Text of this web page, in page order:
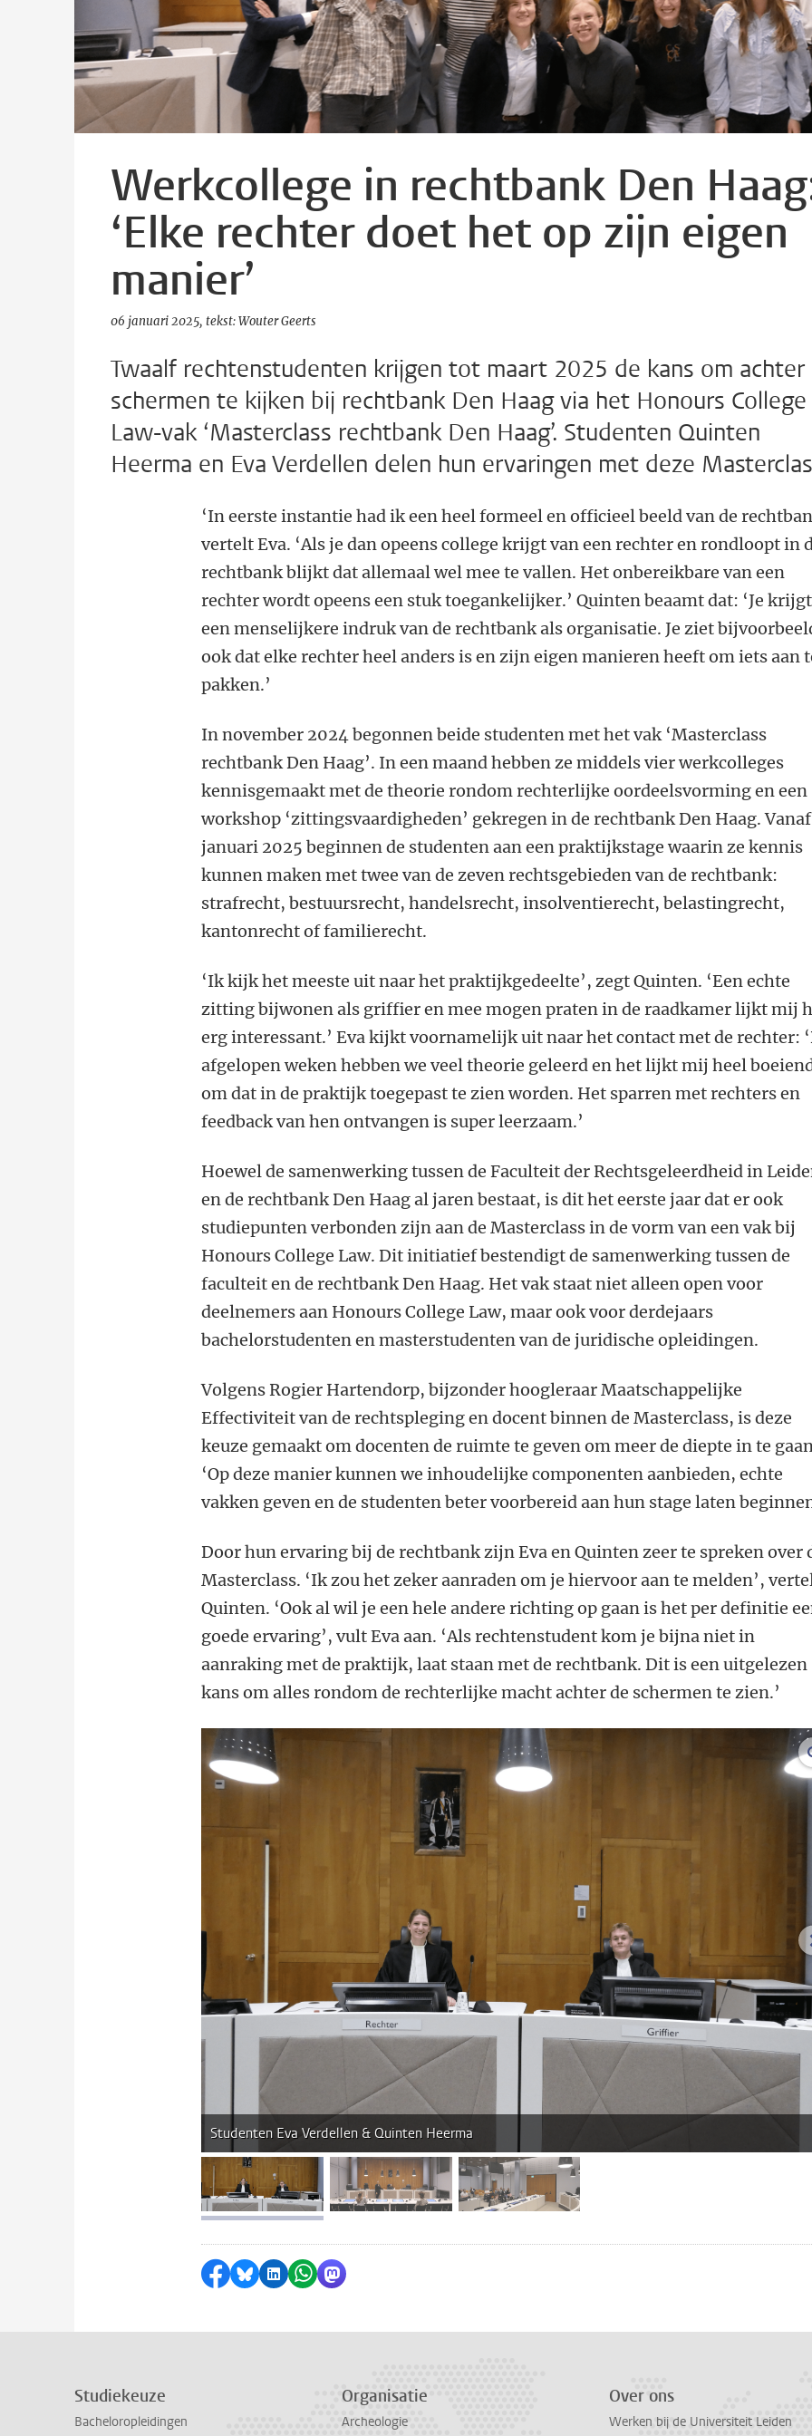
Werkcollege in rechtbank Den
‘Elke rechter doet het op zijn eigen
manier’
06 januari 2025 tekst: Wouter Geerts
Twaalf rechtenstudenten krijgen tot maart 2025 de kans om achter
schermen te kijken bij rechtbank Den Haag via het Honours College
Law-vak ‘Masterclass rechtbank Den Haag’. Studenten Quinten
Heerma en Eva Verdellen delen hun ervaringen met deze
‘In eerste instantie had ik een heel formeel en officieel beeld van de
vertelt Eva. ‘Als je dan opeens college krijgt van een rechter en rondloopt in
rechtbank blijkt dat allemaal wel mee te vallen. Het onbereikbare van een
rechter wordt opeens een stuk toegankelijker.’ Quinten beaamt dat: ‘Je krijgt
een menselijkere indruk van de rechtbank als organisatie. Je ziet
ook dat elke rechter heel anders is en zijn eigen manieren heeft om iets aan
pakken.’
In november 2024 begonnen beide studenten met het vak ‘Masterclass
rechtbank Den Haag’. In een maand hebben ze middels vier werkcolleges
kennisgemaakt met de theorie rondom rechterlijke oordeelsvorming en een
workshop ‘zittingsvaardigheden’ gekregen in de rechtbank Den Haag. Vanaf
januari 2025 beginnen de studenten aan een praktijkstage waarin ze kennis
kunnen maken met twee van de zeven rechtsgebieden van de rechtbank:
strafrecht, bestuursrecht, handelsrecht, insolventierecht, belastingrecht,
kantonrecht of familierecht.
‘Ik kijk het meeste uit naar het praktijkgedeelte’, zegt Quinten. ‘Een echte
zitting bijwonen als griffier en mee mogen praten in de raadkamer lijkt mij
erg interessant.’ Eva kijkt voornamelijk uit naar het contact met de rechter:
afgelopen weken hebben we veel theorie geleerd en het lijkt mij heel
om dat in de praktijk toegepast te zien worden. Het sparren met rechters en
feedback van hen ontvangen is super leerzaam.’
Hoewel de samenwerking tussen de Faculteit der Rechtsgeleerdheid in
en de rechtbank Den Haag al jaren bestaat, is dit het eerste jaar dat er ook
studiepunten verbonden zijn aan de Masterclass in de vorm van een vak bij
Honours College Law. Dit initiatief bestendigt de samenwerking tussen de
faculteit en de rechtbank Den Haag. Het vak staat niet alleen open voor
deelnemers aan Honours College Law, maar ook voor derdejaars
bachelorstudenten en masterstudenten van de juridische opleidingen.
Volgens Rogier Hartendorp, bijzonder hoogleraar Maatschappelijke
Effectiviteit van de rechtspleging en docent binnen de Masterclass, is deze
keuze gemaakt om docenten de ruimte te geven om meer de diepte in te
‘Op deze manier kunnen we inhoudelijke componenten aanbieden, echte
vakken geven en de studenten beter voorbereid aan hun stage laten
Door hun ervaring bij de rechtbank zijn Eva en Quinten zeer te spreken over
Masterclass. ‘Ik zou het zeker aanraden om je hiervoor aan te melden’,
Quinten. ‘Ook al wil je een hele andere richting op gaan is het per definitie
goede ervaring’, vult Eva aan. ‘Als rechtenstudent kom je bijna niet in
aanraking met de praktijk, laat staan met de rechtbank. Dit is een uitgelezen
kans om alles rondom de rechterlijke macht achter de schermen te zien.’
Studenten Eva Verdellen & Quinten Heerma
afbeelding 1 afbeelding 2 afbeelding 3
Delen op Facebook
Delen via Bluesky
Delen op LinkedIn
Delen via WhatsApp
Delen via Mastodon
Studiekeuze
Bacheloropleidingen
Organisatie
Archeologie
Over ons
Werken bij de Universiteit Leiden